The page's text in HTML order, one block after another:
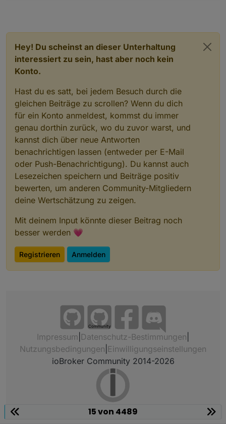
Hey! Du scheinst an dieser Unterhaltung
interessiert zu sein, hast aber noch kein
Konto.
Hast du es satt, bei jedem Besuch durch die
gleichen Beiträge zu scrollen? Wenn du dich
für ein Konto anmeldest, kommst du immer
genau dorthin zurück, wo du zuvor warst, und
kannst dich über neue Antworten
benachrichtigen lassen (entweder per E-Mail
oder Push-Benachrichtigung). Du kannst auch
Lesezeichen speichern und Beiträge positiv
bewerten, um anderen Community-Mitgliedern
deine Wertschätzung zu zeigen.
Mit deinem Input könnte dieser Beitrag noch
besser werden 💗
Registrieren Anmelden
Community
Impressum Datenschutz-Bestimmungen
Nutzungsbedingungen Einwilligungseinstellungen
ioBroker Community 2014-2026
15 von 4489